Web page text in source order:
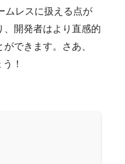
ムレスに扱える点が
、開発者はより直感的
できます。さあ、
！